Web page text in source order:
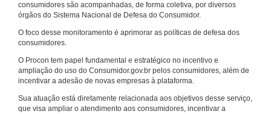
consumidores são acompanhadas, de forma coletiva, por diversos
órgãos do Sistema Nacional de Defesa do Consumidor.
O foco desse monitoramento é aprimorar as políticas de defesa dos
consumidores.
O Procon tem papel fundamental e estratégico no incentivo e
ampliação do uso do Consumidor.gov.br pelos consumidores, além de
incentivar a adesão de novas empresas à plataforma.
Sua atuação está diretamente relacionada aos objetivos desse serviço,
que visa ampliar o atendimento aos consumidores, incentivar a